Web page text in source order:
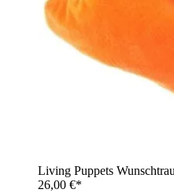
Living Puppets
26,00 €*